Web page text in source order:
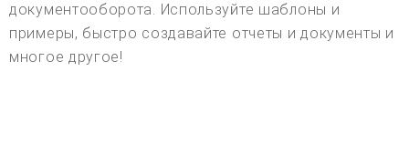
документооборота. Используйте шаблоны и
примеры, быстро создавайте отчеты и документы и
многое другое!